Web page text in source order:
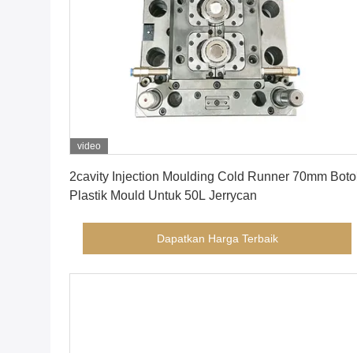
video
2cavity Injection Moulding Cold Runner 70mm Botol
Plastik Mould Untuk 50L Jerrycan
Dapatkan Harga Terbaik